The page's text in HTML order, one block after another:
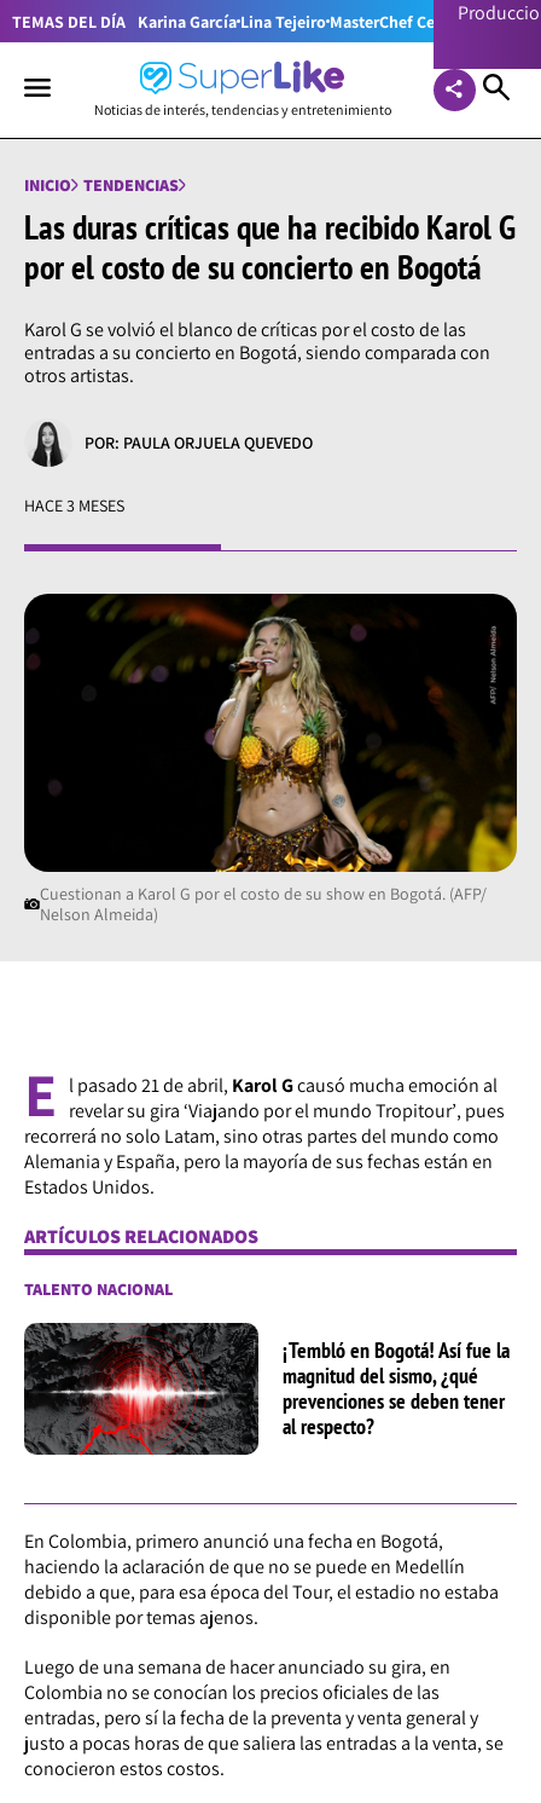
TEMAS DEL DÍA Karina García Lina Tejeiro MasterChef Celebrity
Noticias de interés, tendencias y entretenimiento
INICIO TENDENCIAS
Las duras críticas que ha recibido Karol G
por el costo de su concierto en Bogotá
Karol G se volvió el blanco de críticas por el costo de las
entradas a su concierto en Bogotá, siendo comparada con
otros artistas.
POR: PAULA ORJUELA QUEVEDO
HACE 3 MESES
Cuestionan a Karol G por el costo de su show en Bogotá. (AFP/
Nelson Almeida)
E l pasado 21 de abril, Karol Gcausó mucha emoción al
revelar su gira ‘Viajando por el mundo Tropitour’, pues
recorrerá no solo Latam, sino otras partes del mundo como
Alemania y España, pero la mayoría de sus fechas están en
Estados Unidos.
ARTÍCULOS RELACIONADOS
TALENTO NACIONAL
¡Tembló en Bogotá! Así fue la
magnitud del sismo, ¿qué
prevenciones se deben tener
al respecto?
En Colombia, primero anunció una fecha en Bogotá,
haciendo la aclaración de que no se puede en Medellín
debido a que, para esa época del Tour, el estadio no estaba
disponible por temas ajenos.
Luego de una semana de hacer anunciado su gira, en
Colombia no se conocían los precios oficiales de las
entradas, pero sí la fecha de la preventa y venta general y
justo a pocas horas de que saliera las entradas a la venta, se
conocieron estos costos.